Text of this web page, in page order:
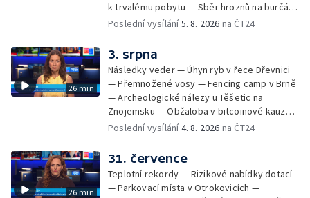
k trvalému pobytu — Sběr hroznů na burčák
— Dokončení oprav vedení — Skončil termín
vody v obcích — Vyschlá koryta potoků —
Sdílení strážníků na Brněnsku
Poslední vysílání5. 8. 2026 na ČT24
26 min
3. srpna
Následky veder — Úhyn ryb v řece Dřevnici
— Přemnožené vosy — Fencing camp v Brně
— Archeologické nálezy u Těšetic na
Znojemsku — Obžaloba v bitcoinové kauze
— Přestavba silnice přes Bzenec na
Zašové — Letní opravy divadel — Český hlas
ve vesmíru
Poslední vysílání4. 8. 2026 na ČT24
26 min
31. července
Teplotní rekordy — Rizikové nabídky dotací
— Parkovací místa v Otrokovicích —